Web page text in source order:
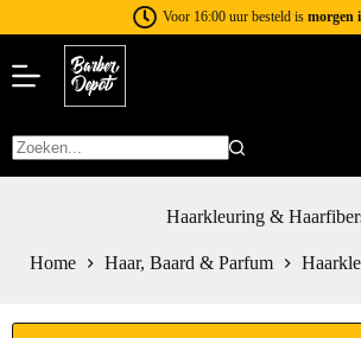
Voor 16:00 uur besteld is morgen
Haarkleuring &
Home Haar, Baard & Parfum